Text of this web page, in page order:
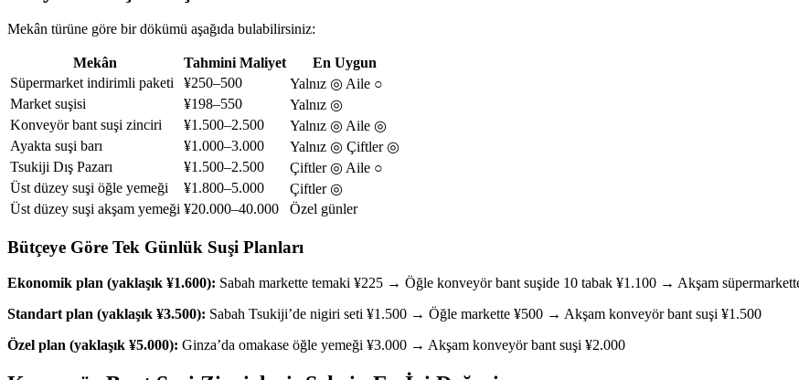
Mekân türüne göre bir dökümü aşağıda bulabilirsiniz:
Mekân Tahmini Maliyet
En Uygun
Süpermarket indirimli paketi
¥250–500
Yalnız ◎ Aile ○
Market suşisi
¥198–550
Yalnız ◎
Konveyör bant suşi zinciri
¥1.500–2.500
Yalnız ◎ Aile ◎
Ayakta suşi barı
¥1.000–3.000
Yalnız ◎ Çiftler ◎
Tsukiji Dış Pazarı
¥1.500–2.500
Çiftler ◎ Aile ○
Üst düzey suşi öğle yemeği
¥1.800–5.000
Çiftler ◎
Üst düzey suşi akşam yemeği ¥20.000–40.000 Özel günler
Bütçeye Göre Tek Günlük Suşi Planları
Ekonomik plan (yaklaşık ¥1.600): Sabah markette temaki ¥225 → Öğle konveyör bant suşide 10 tabak ¥1.100 → Akşam
Standart plan (yaklaşık ¥3.500): Sabah Tsukiji’de nigiri seti ¥1.500 → Öğle markette ¥500 → Akşam konveyör bant suşi ¥1.500
Özel plan (yaklaşık ¥5.000): Ginza’da omakase öğle yemeği ¥3.000 → Akşam konveyör bant suşi ¥2.000